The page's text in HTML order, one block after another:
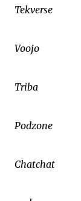
Tekverse
Voojo
Triba
Podzone
Chatchat